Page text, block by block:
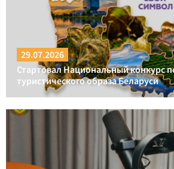
29.07.2026
Стартовал Национальный конкурс
туристического образа Беларуси